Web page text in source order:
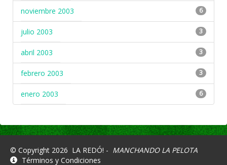
noviembre 2003 6
julio 2003 3
abril 2003 3
febrero 2003 3
enero 2003 6
© Copyright 2026 LA REDÓ! - MANCHANDO LA PELOTA
Términos y Condiciones